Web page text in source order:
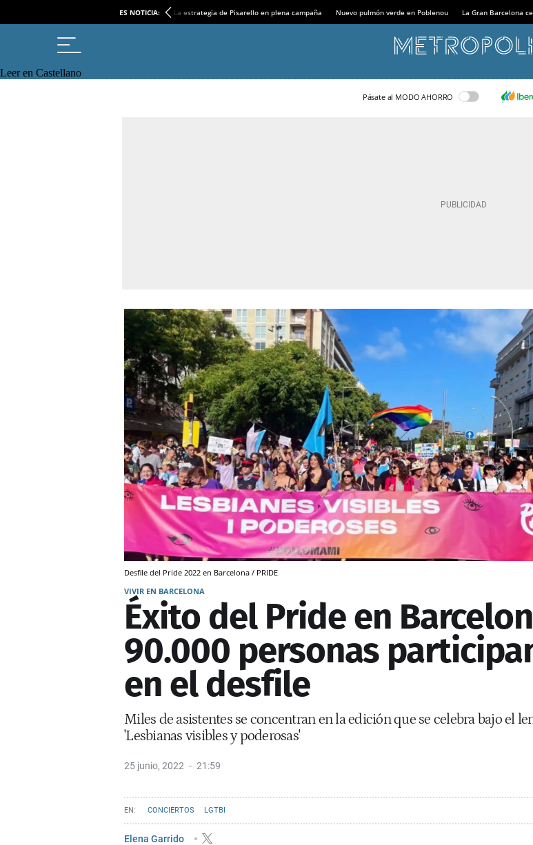
ES NOTICIA: La estrategia de Pisarello en plena campaña Nuevo pulmón verde en Poblenou La Gran Barcelona
Leer en Castellano
Pásate al MODO AHORRO
Desfile del Pride 2022 en Barcelona / PRIDE
VIVIR EN BARCELONA
Éxito del Pride en
90.000 personas
en el desfile
Miles de asistentes se concentran en la edición que se celebra bajo el
'Lesbianas visibles y poderosas'
25 junio, 2022 21:59
CONCIERTOS LGTBI
Elena Garrido